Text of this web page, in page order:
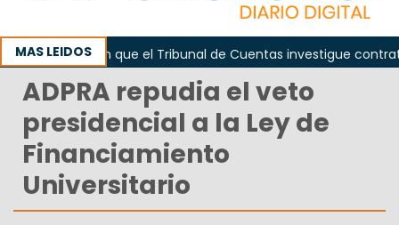
MAS LEIDOS
Piden que el Tribunal de Cuentas investigue
ADPRA repudia el veto
presidencial a la Ley de
Financiamiento
Universitario